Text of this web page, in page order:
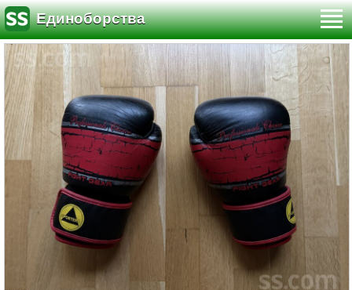
Единоборства